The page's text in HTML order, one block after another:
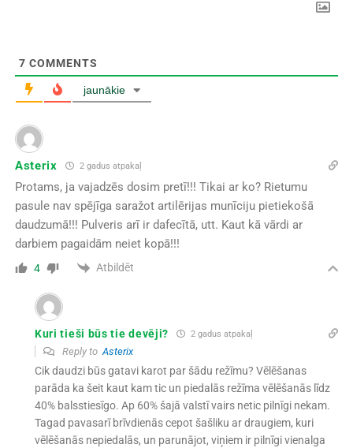
7 COMMENTS
jaunākie
Asterix 2 gadus atpakaļ
Protams, ja vajadzēs dosim pretī!!! Tikai ar ko? Rietumu
pasule nav spējīga saražot artilērijas munīciju pietiekošā
daudzumā!!! Pulveris arī ir dafecītā, utt. Kaut kā vārdi ar
darbiem pagaidām neiet kopā!!!
4 Atbildēt
Kuri tieši būs tie devēji? 2 gadus atpakaļ
Reply toAsterix
Cik daudzi būs gatavi karot par šādu režīmu? Vēlēšanas
parāda ka šeit kaut kam tic un piedalās režīma vēlēšanās līdz
40% balsstiesīgo. Ap 60% šajā valstī vairs netic pilnīgi nekam.
Tagad pavasarī brīvdienās cepot šašliku ar draugiem, kuri
vēlēšanās nepiedalās, un parunājot, viņiem ir pilnīgi vienalga